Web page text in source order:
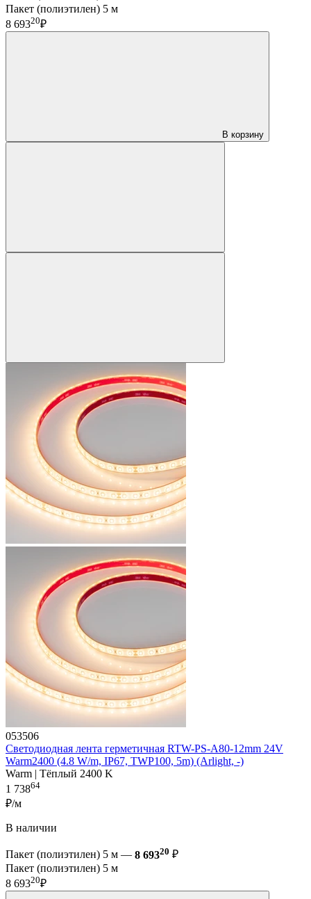
Пакет (полиэтилен) 5 м
8 69320₽
В корзину
053506
Светодиодная лента герметичная RTW-PS-A80-12mm 24V
Warm2400 (4.8 W/m, IP67, TWP100, 5m) (Arlight, -)
Warm | Тёплый 2400 K
1 73864
₽/м
В наличии
Пакет (полиэтилен) 5 м — 8 69320 ₽
Пакет (полиэтилен) 5 м
8 69320₽